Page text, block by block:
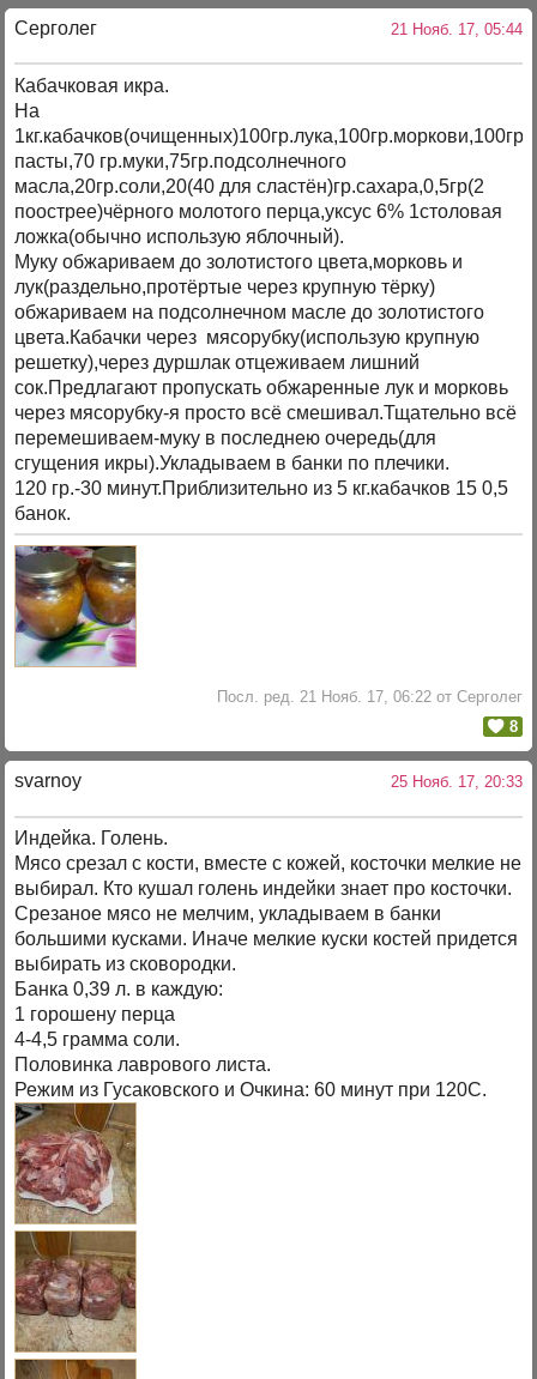
Серголег 21 Нояб. 17, 05:44
Кабачковая икра.
На
пасты,70 гр.муки,75гр.подсолнечного
масла,20гр.соли,20(40 для сластён)гр.сахара,0,5гр(2
поострее)чёрного молотого перца,уксус 6% 1столовая
ложка(обычно использую яблочный).
Муку обжариваем до золотистого цвета,морковь и
лук(раздельно,протёртые через крупную тёрку)
обжариваем на подсолнечном масле до золотистого
цвета.Кабачки через мясорубку(использую крупную
решетку),через дуршлак отцеживаем лишний
сок.Предлагают пропускать обжаренные лук и морковь
через мясорубку-я просто всё смешивал.Тщательно всё
перемешиваем-муку в последнею очередь(для
сгущения икры).Укладываем в банки по плечики.
120 гр.-30 минут.Приблизительно из 5 кг.кабачков 15 0,5
банок.
Посл. ред. 21 Нояб. 17, 06:22 от Серголег
8
svarnoy 25 Нояб. 17, 20:33
Индейка. Голень.
Мясо срезал с кости, вместе с кожей, косточки мелкие не
выбирал. Кто кушал голень индейки знает про косточки.
Срезаное мясо не мелчим, укладываем в банки
большими кусками. Иначе мелкие куски костей придется
выбирать из сковородки.
Банка 0,39 л. в каждую:
1 горошену перца
4-4,5 грамма соли.
Половинка лаврового листа.
Режим из Гусаковского и Очкина: 60 минут при 120С.